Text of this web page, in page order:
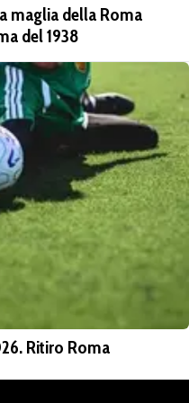
maglia della Roma
del 1938
Ritiro Roma